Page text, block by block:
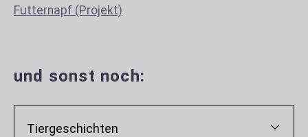
Futternapf (Projekt)
und sonst noch:
Tiergeschichten